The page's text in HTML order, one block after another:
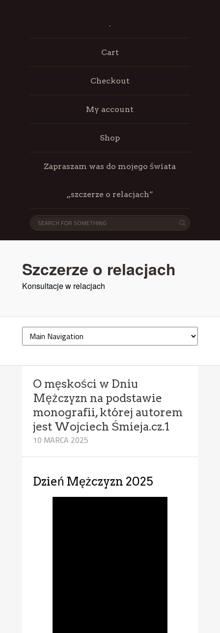
.
Cart
Checkout
My account
Shop
Zapraszam was do mojego świata
„szczerze o relacjach”
Szczerze o relacjach
Konsultacje w relacjach
O męskości w Dniu
Mężczyzn na podstawie
monografii, której autorem
jest Wojciech Śmieja.cz.1
10 MARCA 2025
Dzień Mężczyzn 2025